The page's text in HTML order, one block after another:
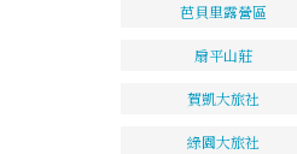
芭貝里露營區
扇平山莊
賀凱大旅社
綠園大旅社